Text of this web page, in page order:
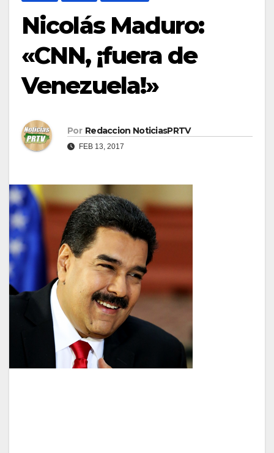
Nicolás Maduro:
«CNN, ¡fuera de
Venezuela!»
Por Redaccion NoticiasPRTV
FEB 13, 2017